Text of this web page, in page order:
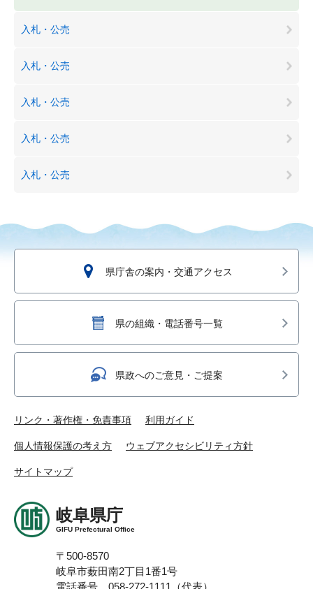
入札・公売
入札・公売
入札・公売
入札・公売
入札・公売
県庁舎の案内・交通アクセス
県の組織・電話番号一覧
県政へのご意見・ご提案
リンク・著作権・免責事項 利用ガイド
個人情報保護の考え方 ウェブアクセシビリティ方針
サイトマップ
岐阜県庁
GIFU Prefectural Office
〒500-8570
岐阜市薮田南2丁目1番1号
電話番号 058-272-1111（代表）